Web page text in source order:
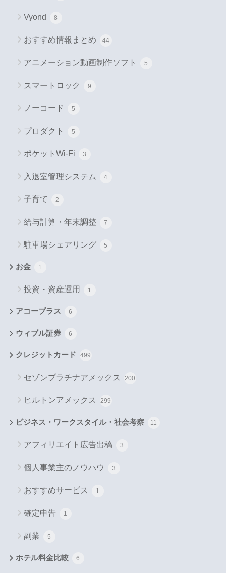
Vyond 8
おすすめ情報まとめ 44
アニメーション動画制作ソフト 5
スマートロック 9
ノーコード 5
プロダクト 5
ポケットWi-Fi 3
入退室管理システム 4
子育て 2
給与計算・年末調整 7
駐車場シェアリング 5
お金 1
投資・資産運用 1
アコープラス 6
ウィブル証券 6
クレジットカード 499
セゾンプラチナアメックス 200
ヒルトンアメックス 299
ビジネス・ワークスタイル・社会考察 11
アフィリエイト広告出稿 3
個人事業主のノウハウ 3
おすすめサービス 1
確定申告 1
副業 5
ホテル料金比較 6